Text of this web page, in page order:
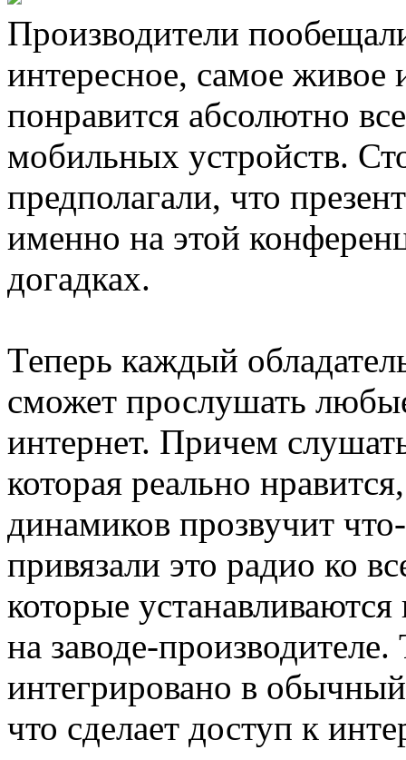
Производители
интересное, самое живое
понравится абсолютно
мобильных устройств.
предполагали, что
именно на этой
догадках.
Теперь каждый
сможет прослушать
интернет. Причем
которая реально
динамиков прозвучит
привязали это радио ко
которые
на заводе-
интегрировано в
что сделает доступ к